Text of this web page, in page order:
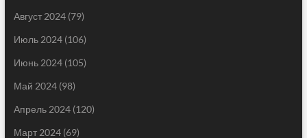
Август 2024(79)
Июль 2024(106)
Июнь 2024(105)
Май 2024(98)
Апрель 2024(120)
Март 2024(69)